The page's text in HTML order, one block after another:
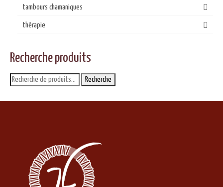
tambours chamaniques
thérapie
Recherche produits
Recherche
pour :
Recherche